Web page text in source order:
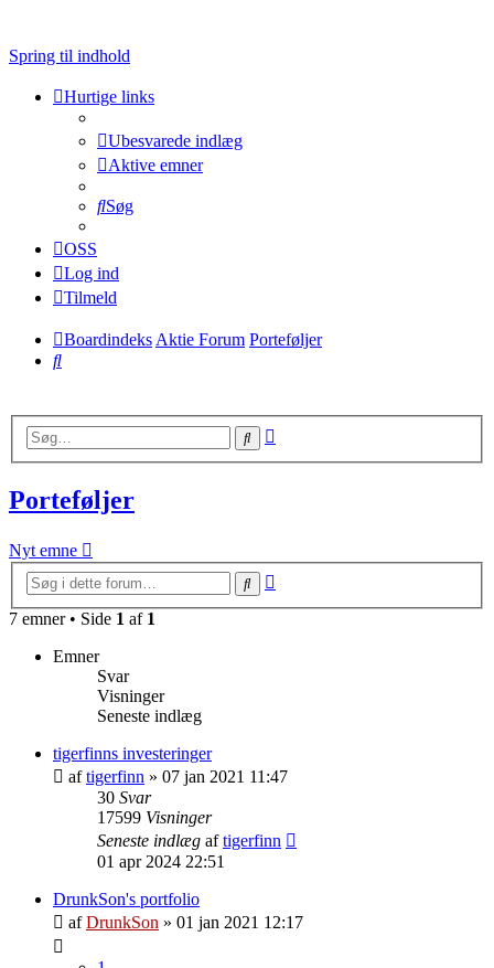
Spring til indhold
Hurtige links
Ubesvarede indlæg
Aktive emner
Søg
OSS
Log ind
Tilmeld
Boardindeks Aktie Forum Porteføljer
Søg
Søg
Porteføljer
Nyt emne
Søg
7 emner • Side 1 af 1
Emner
Svar
Visninger
Seneste indlæg
tigerfinns investeringer
aftigerfinn » 07 jan 2021 11:47
30 Svar
17599 Visninger
Seneste indlæg aftigerfinn
01 apr 2024 22:51
DrunkSon's portfolio
afDrunkSon » 01 jan 2021 12:17